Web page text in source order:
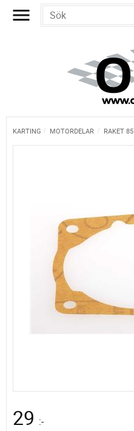
KARTING MOTORDELAR RAKET 85
29 :-